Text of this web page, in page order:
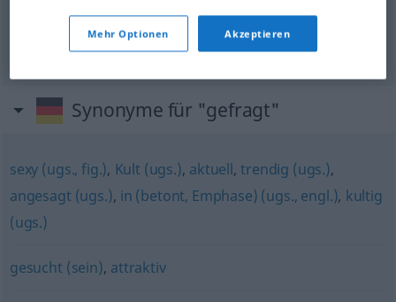
procura
Synonyme für "gefragt"
sexy (ugs., fig.), Kult (ugs.), aktuell,trendig (ugs.),
angesagt (ugs.), in (betont, Emphase) (ugs., engl.), kultig
(ugs.)
gesucht (sein), attraktiv
Mehr Optionen Akzeptieren